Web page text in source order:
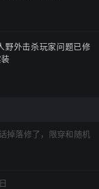
野外击杀玩家问题已修
掉落修了，限穿和随机